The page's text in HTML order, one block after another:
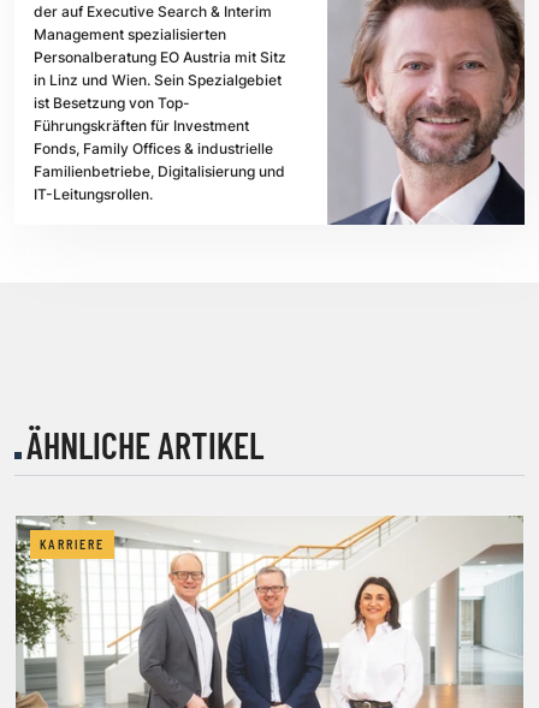
der auf Executive Search & Interim
Management spezialisierten
Personalberatung EO Austria mit Sitz
in Linz und Wien. Sein Spezialgebiet
ist Besetzung von Top-
Führungskräften für Investment
Fonds, Family Offices & industrielle
Familienbetriebe, Digitalisierung und
IT-Leitungsrollen.
ÄHNLICHE ARTIKEL
KARRIERE